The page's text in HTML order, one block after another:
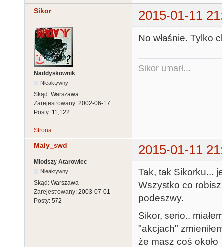
Sikor 2015-01-11
Naddyskownik
Nieaktywny
Skąd: Warszawa
Zarejestrowany: 2002-06-17
Posty: 11,122
No właśnie. Tylko
Sikor umarł...
Strona
Maly_swd 2015-01-11
Młodszy Atarowiec
Nieaktywny
Skąd: Warszawa
Zarejestrowany: 2003-07-01
Posty: 572
Tak, tak Sikorku...
Wszystko co
podeszwy.
Sikor, serio..
"akcjach"
że masz coś